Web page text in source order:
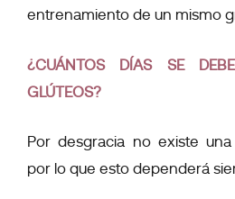
entrenamiento de un mismo
¿CUÁNTOS DÍAS SE
GLÚTEOS?
Por desgracia no existe una
por lo que esto dependerá